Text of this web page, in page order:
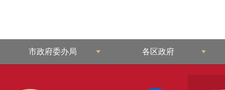
市政府委办局 各区政府